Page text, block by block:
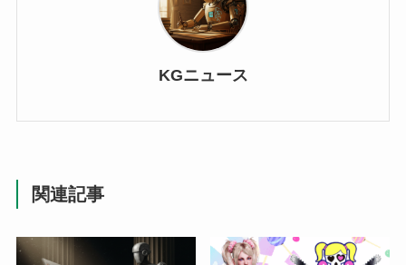
KGニュース
関連記事